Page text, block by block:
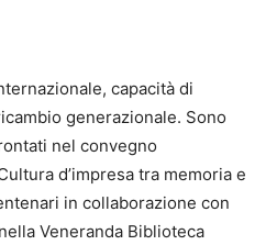
capacità di
generazionale. Sono
nel convegno
d’impresa tra memoria e
in collaborazione con
Veneranda Biblioteca